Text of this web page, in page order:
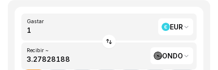
Gastar
EUR
Recibir ~
ONDO